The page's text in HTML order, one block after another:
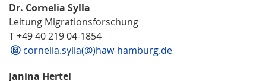
Dr. Cornelia Sylla
Leitung Migrationsforschung
T +49 40 219 04-1854
cornelia.sylla(@)haw-hamburg.de
Janina Hertel